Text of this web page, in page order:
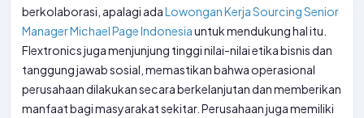
berkolaborasi, apalagi adaLowongan Kerja Sourcing Senior
Manager Michael Page Indonesiauntuk mendukung hal itu.
Flextronics juga menjunjung tinggi nilai-nilai etika bisnis dan
tanggung jawab sosial, memastikan bahwa operasional
perusahaan dilakukan secara berkelanjutan dan memberikan
manfaat bagi masyarakat sekitar. Perusahaan juga memiliki